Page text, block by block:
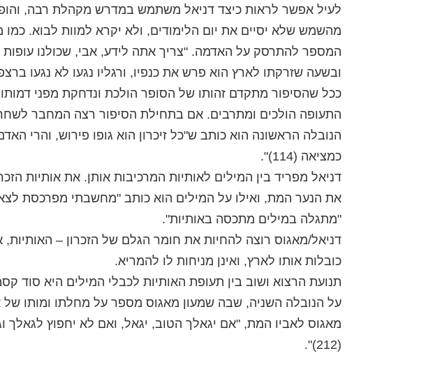
לעיל אפשר לראות כיצד דניאל משתמש במדרש מקהלת רבה,
מהשמש שלא יסיים את יום הלימודים, ולא יקרא למוות לבוא.
המספר להתרסק על האדמה. "צריך אתה לידע, אבי, שכולנו עופות
ובשעה שזרקתו לארץ הוא פרש את כנפיו, ורגליו נגעו לא נגעו ברצפה"
ככל שהסיפור מתקדם זהותו של הסופר הולכת ונדחקת מפני
התעופה הולכים ומתרבים. אם בתחילת הסיפור רצה המחבר
הנובלה הראשונה הוא כותב ש"כל זיכרון הוא גופו פירוש, והרי
כמציאה (114)".
דניאל מפריד בין המילים לאותיות המרכיבות אותן. את אותיות
את הנער המת, ואילו על המילים הוא כותב "מחשבתי מפרכסת
"מתגלה במילים מתכסה באותיות".
דניאל/מאגוס רוצה להחיות את חומר הגלם של הזכרון – האותיות,
כובלות אותו לארץ, ואינן מניחות לו להמריא.
תנועת הרצוא ושוב בין תעופת האותיות לכבלי המילים היא סוד
על הנובלה השניה, שבה שמעון מאגוס מספר על מחלתו ומותו של
מאגוס לאביו המת, "אם יגאלך הטוב, יגאל, ואם לא יחפוץ לגאלך
(212)".